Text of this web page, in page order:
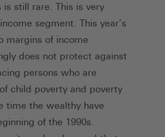
still rare. This is very
segment. This year’s
margins of income
does not protect against
persons who are
child poverty and poverty
time the wealthy have
of the 1990s.